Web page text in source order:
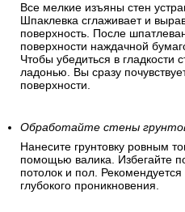
Все мелкие изъяны стен
Шпаклевка сглаживает и
поверхность. После
поверхности наждачной
Чтобы убедиться в гладкости
ладонью. Вы сразу
поверхности.
Обработайте стены
Нанесите грунтовку ровным
помощью валика. Избегайте
потолок и пол. Рекомендуется
глубокого проникновения.